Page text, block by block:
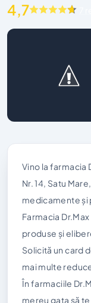
4,7
Vino la farmacia
Nr. 14, Satu
medicamente
Farmacia
produse și
Solicită un card
mai multe
În farmaciile
mereu gata să